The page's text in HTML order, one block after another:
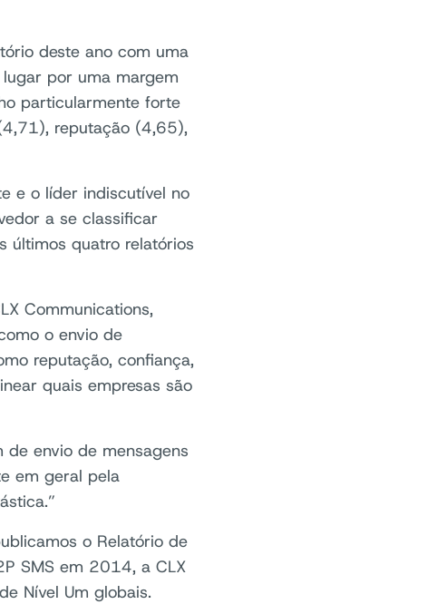
deste ano com uma
por uma margem
particularmente forte
reputação (4,65),
e o líder indiscutível no
a se classificar
últimos quatro relatórios
Communications,
o envio de
reputação, confiança,
quais empresas são
envio de mensagens
em geral pela
o Relatório de
SMS em 2014, a CLX
Nível Um globais.